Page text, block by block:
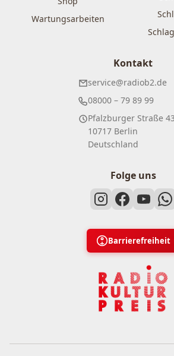
Wartungsarbeiten
Kontakt
service@radiob2.de
08000 – 79 89 99
Pfalzburger Straße
10717 Berlin
Deutschland
Folge uns
Barrierefreiheit